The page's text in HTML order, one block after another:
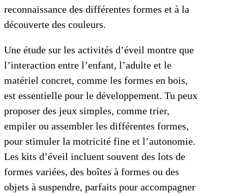
reconnaissance des différentes formes et à la
découverte des couleurs.
Une étude sur les activités d’éveil montre que
l’interaction entre l’enfant, l’adulte et le
matériel concret, comme les formes en bois,
est essentielle pour le développement. Tu peux
proposer des jeux simples, comme trier,
empiler ou assembler les différentes formes,
pour stimuler la motricité fine et l’autonomie.
Les kits d’éveil incluent souvent des lots de
formes variées, des boîtes à formes ou des
objets à suspendre, parfaits pour accompagner